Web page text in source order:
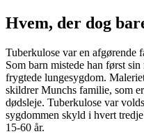
Hvem, der dog
Tuberkulose var en
Som barn mistede han først
frygtede lungesygdom.
skildrer Munchs familie, som
dødsleje. Tuberkulose var
sygdommen skyld i hvert
15-60 år.